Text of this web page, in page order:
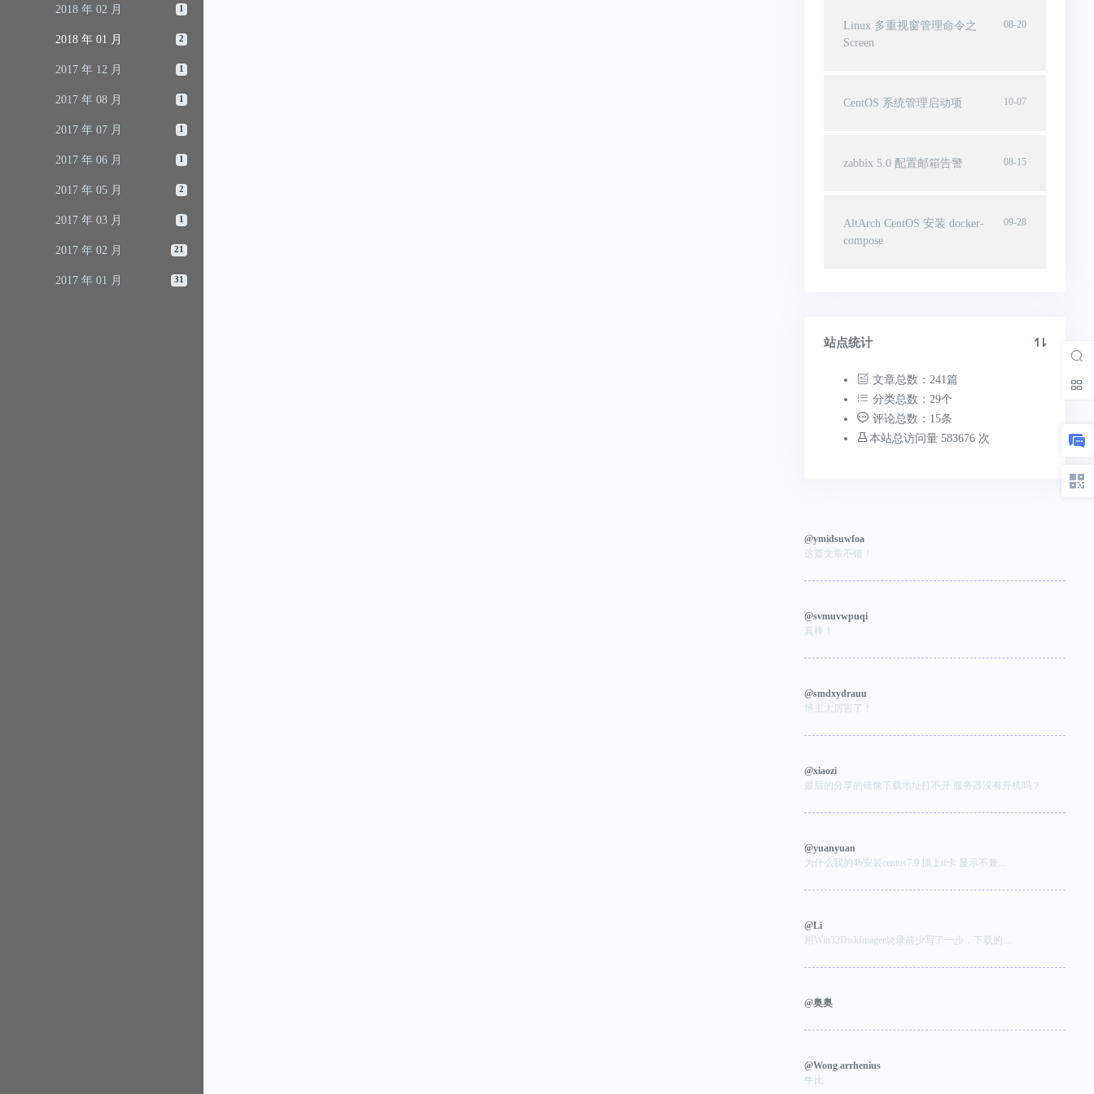
2018 年 02 月 1
2018 年 01 月 2
2017 年 12 月 1
2017 年 08 月 1
2017 年 07 月 1
2017 年 06 月 1
2017 年 05 月 2
2017 年 03 月 1
2017 年 02 月 21
2017 年 01 月 31
08-20
Linux 多重视窗管理命令之
Screen
10-07
CentOS 系统管理启动项
08-15
zabbix 5.0 配置邮箱告警
09-28
AltArch CentOS 安装 docker-
compose
站点统计
文章总数：241篇
分类总数：29个
评论总数：15条
本站总访问量 583676 次
@ymidsuwfoa
这篇文章不错！
@svmuvwpuqi
真棒！
@smdxydrauu
博主太厉害了！
@xiaozi
最后的分享的镜像下载地址打不开 服务器没有开机吗？
@yuanyuan
为什么我的4b安装centos7.9 插上tf卡 显示不兼...
@Li
用Win32DiskImager烧录前少写了一步，下载的....
@奥奥
@Wong arrhenius
牛比